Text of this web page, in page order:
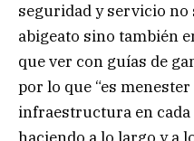
seguridad y servicio no
abigeato sino también
que ver con guías de
por lo que “es
infraestructura en cada